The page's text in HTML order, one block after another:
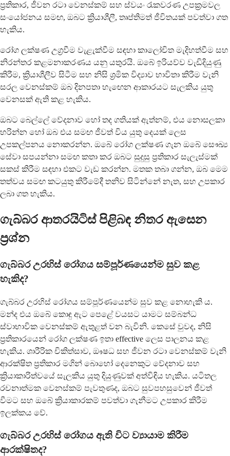
ප්‍රතිකාර, ජීවන රටා වෙනස්කම් සහ ස්වයං රැකවරණ උපක්‍රමවල
සංයෝජනය සමඟ, ඔබට ක්‍රියාශීලී, තෘප්තිමත් ජීවිතයක් පවත්වා ගත
හැකිය.
රෝග ලක්ෂණ උග්‍රවීම වැළැක්වීම සඳහා කාලෝචිත මැදිහත්වීම සහ
නිරන්තර කළමනාකරණය යනු යතුරයි. ඔබේ ඉරියව්ව වැඩිදියුණු
කිරීම, ක්‍රියාශීලීව සිටීම සහ නිසි ශ්‍රමික විද්‍යාව භාවිතා කිරීම වැනි
සරල වෙනස්කම් ඔබ දිනපතා හැඟෙන ආකාරයට සැලකිය යුතු
වෙනසක් ඇති කළ හැකිය.
ඔබට බෙල්ලේ වේදනාව හෝ තද ගතියක් ඇත්නම්, එය නොසලකා
හරින්න හෝ ඔබ එය සමඟ ජීවත් විය යුතු දෙයක් ලෙස
උපකල්පනය නොකරන්න. ඔබේ රෝග ලක්ෂණ ගැන ඔබේ සෞඛ්‍ය
සේවා සපයන්නා සමඟ කතා කර ඔබට සුදුසු ප්‍රතිකාර සැලැස්මක්
සකස් කිරීම සඳහා එකට වැඩ කරන්න. මතක තබා ගන්න, ඔබ මෙම
තත්වය සමඟ කටයුතු කිරීමේදී තනිව සිටින්නේ නැත, සහ උපකාර
ලබා ගත හැකිය.
ගැබ්බර ආතරයිටිස් පිළිබඳ නිතර ඇසෙන
ප්‍රශ්න
ගැබ්බර උරහිස් රෝගය සම්පූර්ණයෙන්ම සුව කළ
හැකිද?
ගැබ්බර උරහිස් රෝගය සම්පූර්ණයෙන්ම සුව කළ නොහැකි ය.
මන්ද එය ඔබේ කොඳු ඇට පෙළේ වයසට යාමට සම්බන්ධ
ස්වාභාවික වෙනස්කම් ඇතුළත් වන බැවිනි. කෙසේ වුවද, නිසි
ප්‍රතිකාරයෙන් රෝග ලක්ෂණ ඉතා effective ලෙස පාලනය කළ
හැකිය. ශාරීරික චිකිත්සාව, ඖෂධ සහ ජීවන රටා වෙනස්කම් වැනි
ආරක්ෂිත ප්‍රතිකාර මගින් බොහෝ දෙනෙකුට වේදනාව සහ
ක්‍රියාකාරිත්වයේ සැලකිය යුතු දියුණුවක් අත්විඳිය හැකිය. යටිතල
රචනාත්මක වෙනස්කම් පැවතුණද, ඔබට සුවපහසුවෙන් ජීවත්
වීමට සහ ඔබේ ක්‍රියාකාරකම් පවත්වා ගැනීමට උපකාර කිරීම
ඉලක්කය වේ.
ගැබ්බර උරහිස් රෝගය ඇති විට ව්‍යායාම කිරීම
ආරක්ෂිතද?